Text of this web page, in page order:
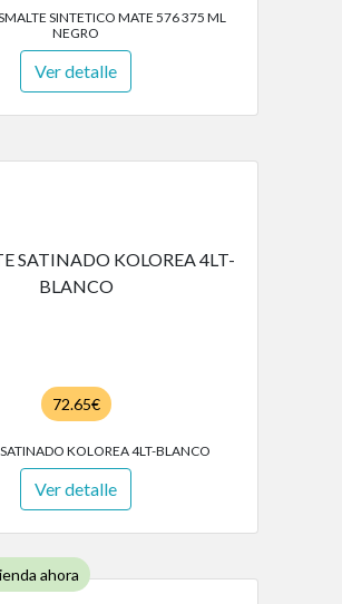
SINTETICO MATE 576 375 ML
NEGRO
Ver detalle
72.65€
KOLOREA 4LT-BLANCO
Ver detalle
ahora